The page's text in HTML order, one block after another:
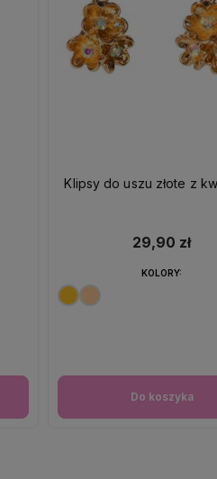
Klipsy do uszu złote z
29,90 zł
Do koszyka
KOLORY: